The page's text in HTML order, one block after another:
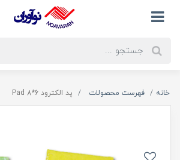
خانه فهرست محصولات پد الکترود 6*8 Pad